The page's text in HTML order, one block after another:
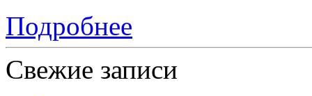
Подробнее
Свежие записи